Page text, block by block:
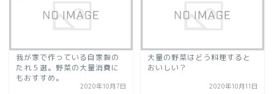
我が家で作っている自家製の
たれ５選。野菜の大量消費に
もおすすめ。
2020年10月7日
大量の野菜はどう料理すると
おいしい？
2020年10月11日